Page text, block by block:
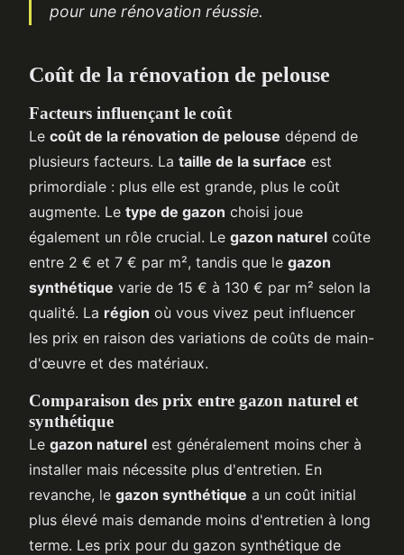
pour une rénovation réussie.
Coût de la rénovation de pelouse
Facteurs influençant le coût
Le coût de la rénovation de pelouse dépend de
plusieurs facteurs. La taille de la surface est
primordiale : plus elle est grande, plus le coût
augmente. Le type de gazon choisi joue
également un rôle crucial. Le gazon naturel coûte
entre 2 € et 7 € par m², tandis que le gazon
synthétique varie de 15 € à 130 € par m² selon la
qualité. La région où vous vivez peut influencer
les prix en raison des variations de coûts de main-
d'œuvre et des matériaux.
Comparaison des prix entre gazon naturel et
synthétique
Le gazon naturel est généralement moins cher à
installer mais nécessite plus d'entretien. En
revanche, le gazon synthétique a un coût initial
plus élevé mais demande moins d'entretien à long
terme. Les prix pour du gazon synthétique de